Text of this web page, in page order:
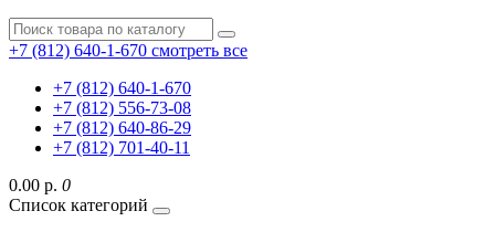
+7 (812) 640-1-670 смотреть все
+7 (812) 640-1-670
+7 (812) 556-73-08
+7 (812) 640-86-29
+7 (812) 701-40-11
0.00 р. 0
Список категорий